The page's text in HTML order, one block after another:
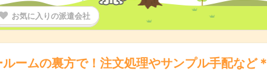
お気に入りの派遣会社
ームの裏方で！注文処理やサンプル手配など＊